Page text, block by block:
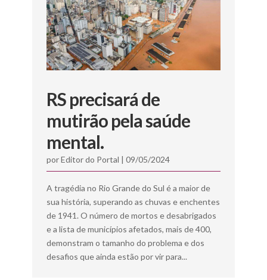
RS precisará de
mutirão pela saúde
mental.
porEditor do Portal |09/05/2024
A tragédia no Rio Grande do Sul é a maior de
sua história, superando as chuvas e enchentes
de 1941. O número de mortos e desabrigados
e a lista de municípios afetados, mais de 400,
demonstram o tamanho do problema e dos
desafios que ainda estão por vir para...